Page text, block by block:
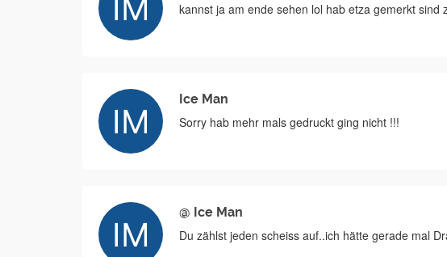
kannst ja am ende sehen lol hab etza gemerkt sind
Ice Man
Sorry hab mehr mals gedruckt ging nicht !!!
@ Ice Man
Du zählst jeden scheiss auf..ich hätte gerade mal